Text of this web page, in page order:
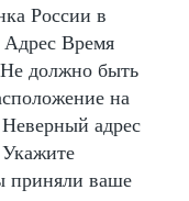
России в
Время
должно быть
на
адрес
приняли ваше